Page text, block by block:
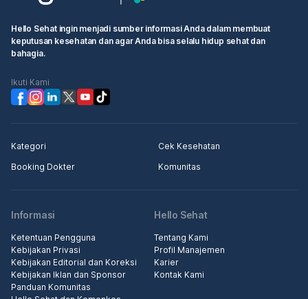
Hello Sehat ingin menjadi sumber informasi Anda dalam membuat
keputusan kesehatan dan agar Anda bisa selalu hidup sehat dan
bahagia.
Ikuti Kami
Kategori
Cek Kesehatan
Booking Dokter
Komunitas
Informasi
Ketentuan Pengguna
Kebijakan Privasi
Kebijakan Editorial dan Koreksi
Kebijakan Iklan dan Sponsor
Panduan Komunitas
Hello Sehat
Tentang Kami
Profil Manajemen
Karier
Kontak Kami